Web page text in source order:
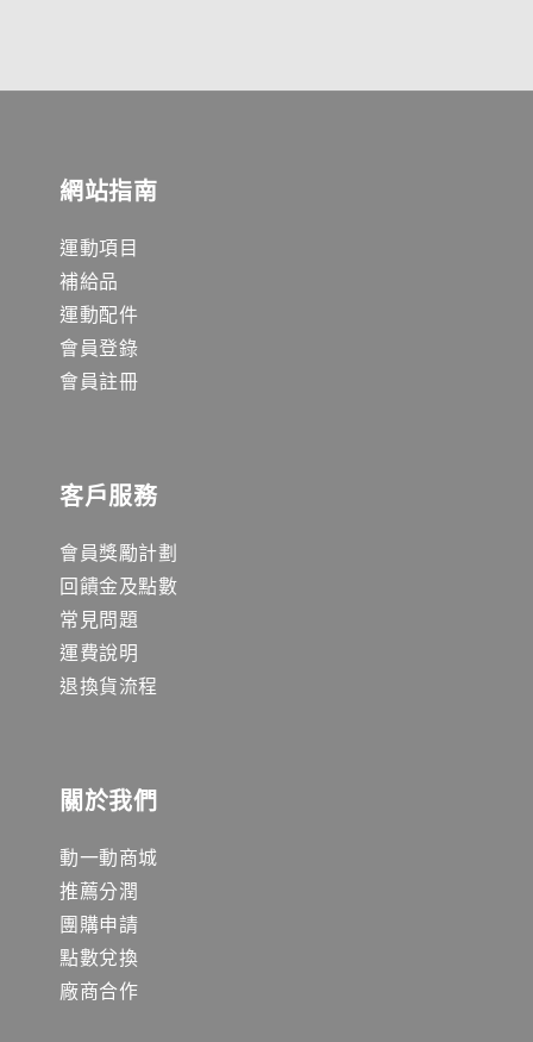
網站指南
運動項目
補給品
運動配件
會員登錄
會員註冊
客戶服務
會員獎勵計劃
回饋金及點數
常見問題
運費說明
退換貨流程
關於我們
動一動商城
推薦分潤
團購申請
點數兌換
廠商合作